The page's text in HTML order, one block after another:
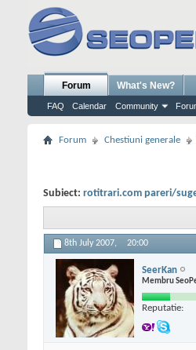
Forum
FAQ Calendar Community
What's New?
Forum Chestiuni generale
Subiect: rotitrari.com pareri/
8th July 2007, 20:00
SeerKan
Membru
Reputatie: